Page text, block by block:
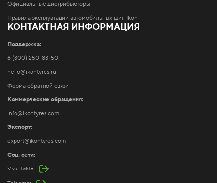
Официальные дистрибьюторы
Правила эксплуатации автомобильных шин Ikon
КОНТАКТНАЯ ИНФОРМАЦИЯ
Поддержка:
8 (800) 250-88-50
hello@ikontyres.ru
Форма обратной связи
Коммерческие обращения:
info@ikontyres.com
Экспорт:
export@ikontyres.com
Соц. сети:
Vkontakte